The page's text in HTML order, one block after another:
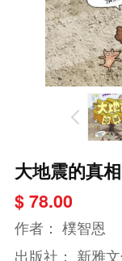
大地震的真
$ 78.00
作者： 樸智恩
出版社： 新雅